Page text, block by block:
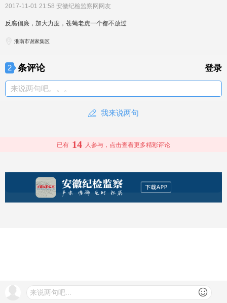
2017-11-01 21:58 安徽纪检监察网网友
反腐倡廉，加大力度，苍蝇老虎一个都不放过
淮南市谢家集区
2 条评论 登录
来说两句吧。。。
我来说两句
来说两句吧...
已有 14 人参与，点击查看更多精彩评论